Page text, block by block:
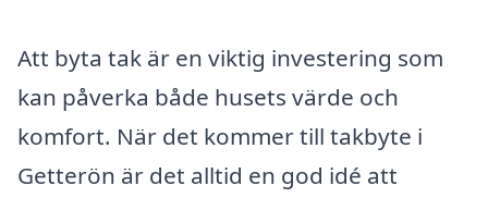
Att byta tak är en viktig investering som
kan påverka både husets värde och
komfort. När det kommer till takbyte i
Getterön är det alltid en god idé att